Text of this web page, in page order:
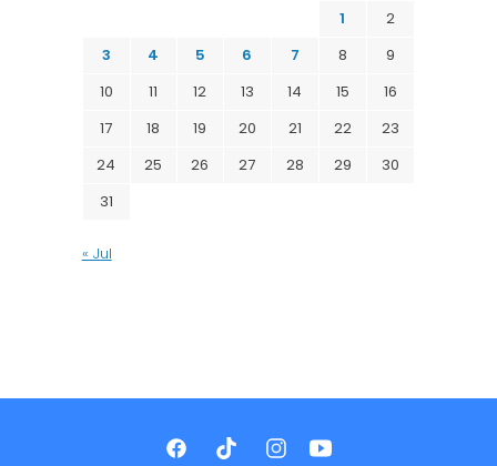
1
2
3
4 5 6 7 8
9
10
11 12 13 14 15
16
17
18 19 20 21 22
23
24
25 26 27 28 29
30
31
« Jul